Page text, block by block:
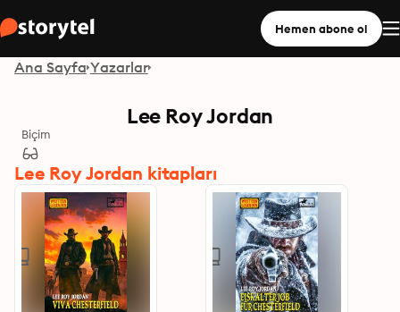
Hemen abone ol
Ana Sayfa Yazarlar
Lee Roy Jordan
Biçim
Lee Roy Jordan kitapları